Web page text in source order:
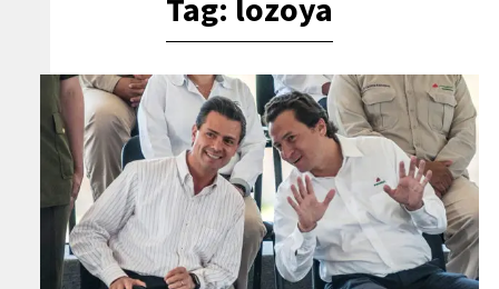
Tag: lozoya